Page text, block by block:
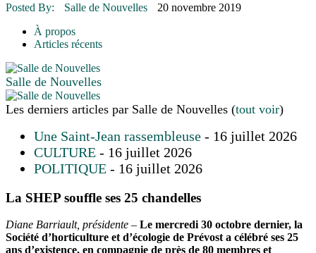
16 juillet 2026 | ENVIRONNEMENT
16 juillet 2026
Posted By: Salle de Nouvelles
20 novembre 2019
À propos
Articles récents
Salle de Nouvelles
Les derniers articles par Salle de Nouvelles (tout voir)
Une Saint-Jean rassembleuse - 16 juillet 2026
CULTURE - 16 juillet 2026
POLITIQUE - 16 juillet 2026
La SHEP souffle ses 25 chandelles
Diane Barriault, présidente – Le mercredi 30 octobre dernier, la
Société d’horticulture et d’écologie de Prévost a célébré ses 25
ans d’existence, en compagnie de près de 80 membres et